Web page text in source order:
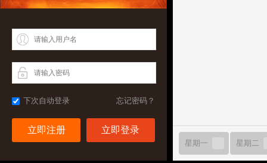
忘记密码？
下次自动登录
立即注册
星期一 星期二